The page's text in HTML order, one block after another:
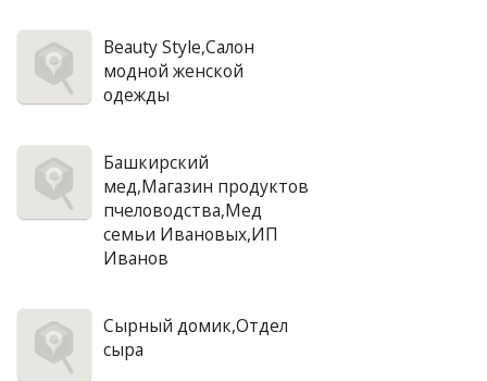
Beauty Style,Салон
модной женской
одежды
Башкирский
мед,Магазин продуктов
пчеловодства,Мед
семьи Ивановых,ИП
Иванов
Сырный домик,Отдел
сыра